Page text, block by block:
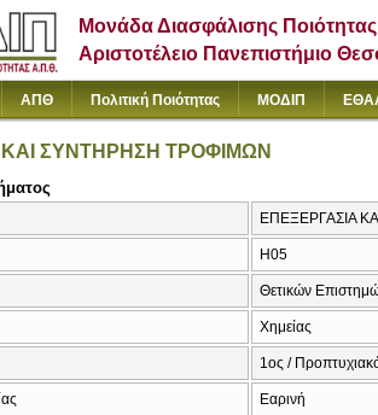
Μονάδα Διασφάλισης Ποιότητας
Αριστοτέλειο Πανεπιστήμιο
ΑΠΘ Πολιτική Ποιότητας ΜΟΔΙΠ
ΚΑΙ ΣΥΝΤΗΡΗΣΗ ΤΡΟΦΙΜΩΝ
ΕΠΕΞΕΡΓΑΣΙΑ
Η05
Θετικών
Χημείας
1ος /
Εαρινή